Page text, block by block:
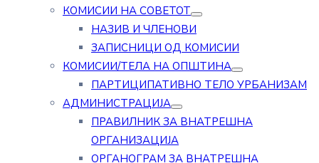
КОМИСИИ НА СОВЕТОТ
НАЗИВ И ЧЛЕНОВИ
ЗАПИСНИЦИ ОД КОМИСИИ
КОМИСИИ/ТЕЛА НА ОПШТИНА
ПАРТИЦИПАТИВНО ТЕЛО УРБАНИЗАМ
АДМИНИСТРАЦИЈА
ПРАВИЛНИК ЗА ВНАТРЕШНА
ОРГАНИЗАЦИЈА
ОРГАНОГРАМ ЗА ВНАТРЕШНА